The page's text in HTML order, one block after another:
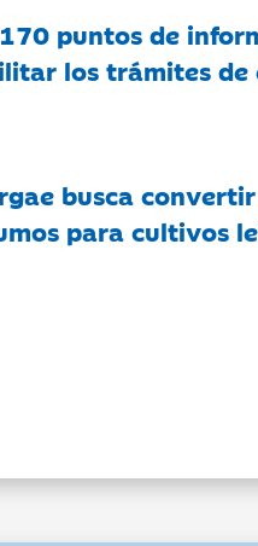
puntos de
los trámites de
busca
para cultivos